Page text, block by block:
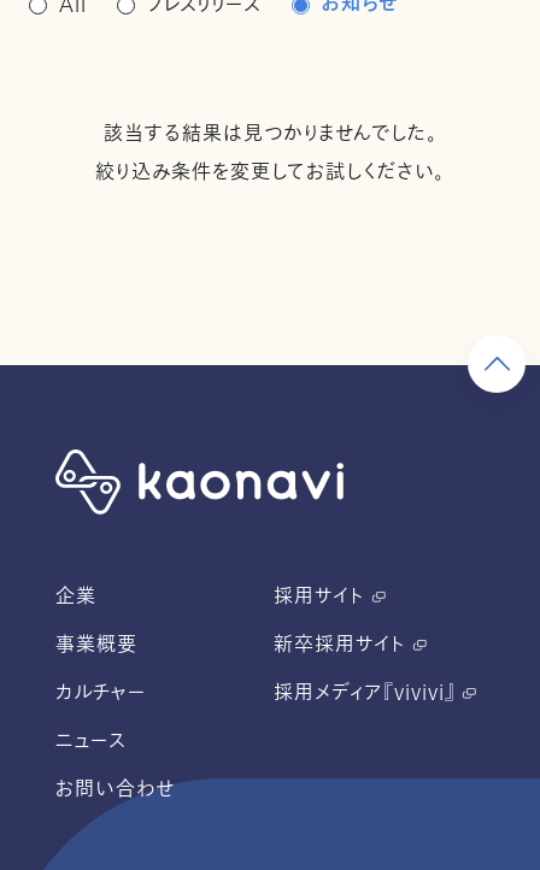
該当する結果は見つかりませんでした。
絞り込み条件を変更してお試しください。
企業
事業概要
カルチャー
ニュース
お問い合わせ
採用サイト
新卒採用サイト
採用メディア『vivivi』